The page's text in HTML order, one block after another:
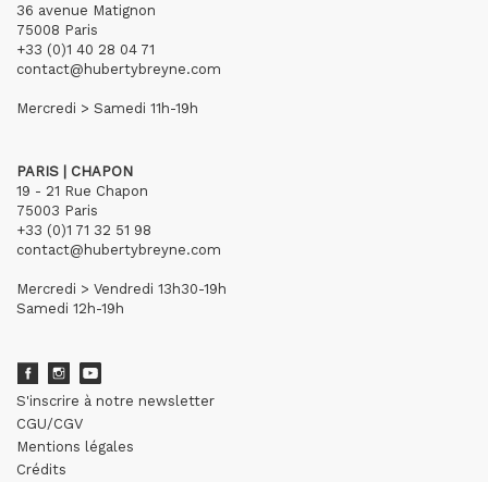
36 avenue Matignon
75008 Paris
+33 (0)1 40 28 04 71
contact@hubertybreyne.com
Mercredi > Samedi 11h-19h
PARIS | CHAPON
19 - 21 Rue Chapon
75003 Paris
+33 (0)1 71 32 51 98
contact@hubertybreyne.com
Mercredi > Vendredi 13h30-19h
Samedi 12h-19h
S'inscrire à notre newsletter
CGU/CGV
Mentions légales
Crédits